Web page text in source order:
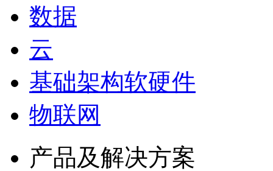
数据
云
基础架构软硬件
物联网
产品及解决方案